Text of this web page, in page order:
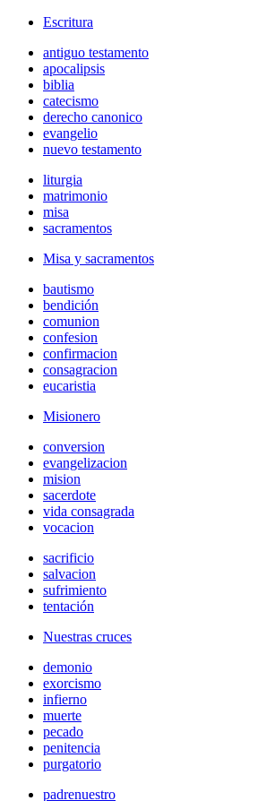
Escritura
antiguo testamento
apocalipsis
biblia
catecismo
derecho canonico
evangelio
nuevo testamento
liturgia
matrimonio
misa
sacramentos
Misa y sacramentos
bautismo
bendición
comunion
confesion
confirmacion
consagracion
eucaristia
Misionero
conversion
evangelizacion
mision
sacerdote
vida consagrada
vocacion
sacrificio
salvacion
sufrimiento
tentación
Nuestras cruces
demonio
exorcismo
infierno
muerte
pecado
penitencia
purgatorio
padrenuestro